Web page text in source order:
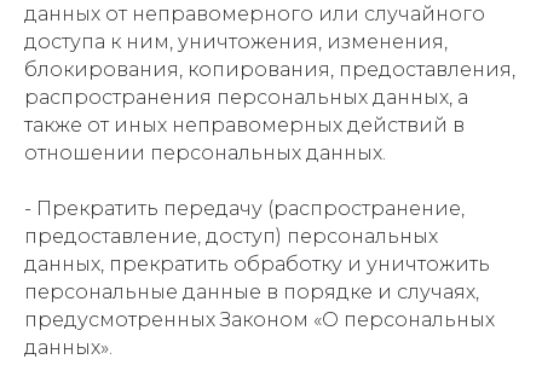
данных от неправомерного или случайного
доступа к ним, уничтожения, изменения,
блокирования, копирования, предоставления,
распространения персональных данных, а
также от иных неправомерных действий в
отношении персональных данных.
- Прекратить передачу (распространение,
предоставление, доступ) персональных
данных, прекратить обработку и уничтожить
персональные данные в порядке и случаях,
предусмотренных Законом «О персональных
данных».